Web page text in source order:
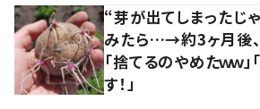
“芽が出てしまったじ
みたら…→約3ヶ月後
「捨てるのやめたｗｗ
す！」